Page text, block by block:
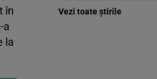
în
a
la
Vezi toate știrile